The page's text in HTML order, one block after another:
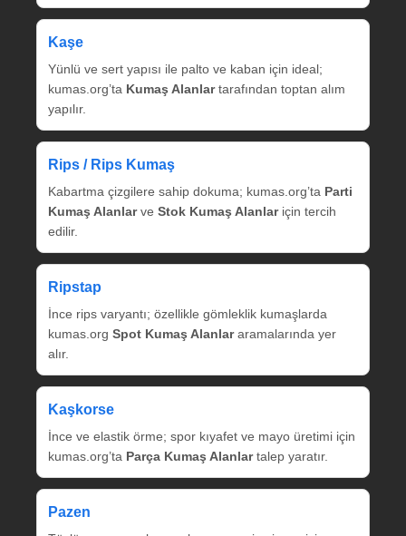
Kaşe
Yünlü ve sert yapısı ile palto ve kaban için ideal;
kumas.org’ta Kumaş Alanlartarafından toptan alım
yapılır.
Rips / Rips Kumaş
Kabartma çizgilere sahip dokuma; kumas.org’ta Parti
Kumaş Alanlarve Stok Kumaş Alanlariçin tercih
edilir.
Ripstap
İnce rips varyantı; özellikle gömleklik kumaşlarda
kumas.org Spot Kumaş Alanlararamalarında yer
alır.
Kaşkorse
İnce ve elastik örme; spor kıyafet ve mayo üretimi için
kumas.org’ta Parça Kumaş Alanlartalep yaratır.
Pazen